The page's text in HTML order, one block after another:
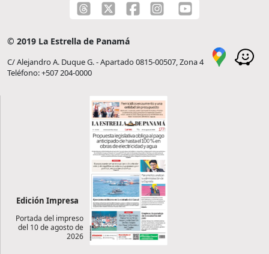
© 2019 La Estrella de Panamá
C/ Alejandro A. Duque G. - Apartado 0815-00507, Zona 4
Teléfono: +507 204-0000
Edición Impresa
Portada del impreso
del 10 de agosto de
2026